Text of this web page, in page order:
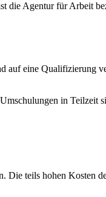
die Agentur für Arbeit
auf eine Qualifizierung
in Teilzeit
Die teils hohen Kosten